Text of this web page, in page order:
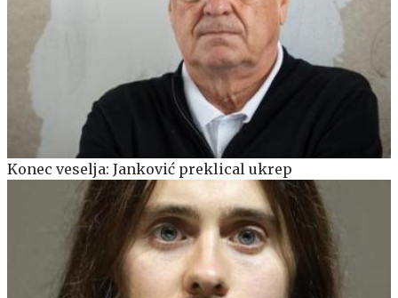
Konec veselja: Janković preklical ukrep